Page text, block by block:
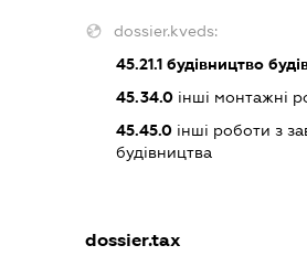
dossier.kveds:
45.21.1будівництво
45.34.0інші монтажні
45.45.0інші роботи з
будівництва
dossier.tax